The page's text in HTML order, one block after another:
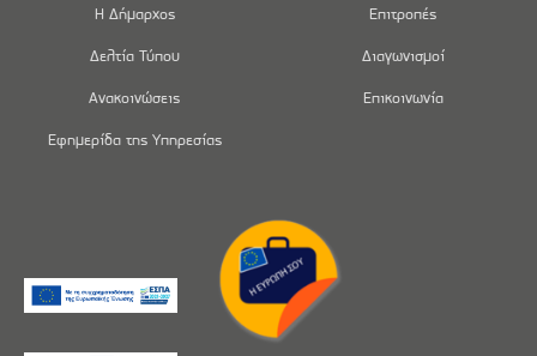
Η Δήμαρχος
Δελτία Τύπου
Ανακοινώσεις
Εφημερίδα της Υπηρεσίας
Επιτροπές
Διαγωνισμοί
Επικοινωνία